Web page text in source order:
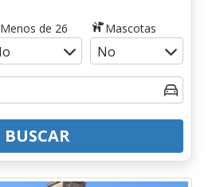
Menos de 26 Mascotas
BUSCAR